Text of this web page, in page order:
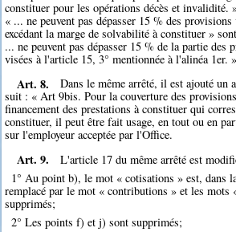
constituer pour les opérations décès et invalidité.
« ... ne peuvent pas dépasser 15 % des
excédant la marge de solvabilité à constituer »
... ne peuvent pas dépasser 15 % de la partie des
visées à l'article 15, 3° mentionnée à l'alinéa 1er. »
Art. 8.
Dans le même arrêté, il est ajouté un
suit : « Art 9bis. Pour la couverture des
financement des prestations à constituer qui
constituer, il peut être fait usage, en tout ou en
sur l'employeur acceptée par l'Office.
Art. 9.
L'article 17 du même arrêté est
1° Au point b), le mot « cotisations » est, dans
remplacé par le mot « contributions » et les mots
supprimés;
2° Les points f) et j) sont supprimés;